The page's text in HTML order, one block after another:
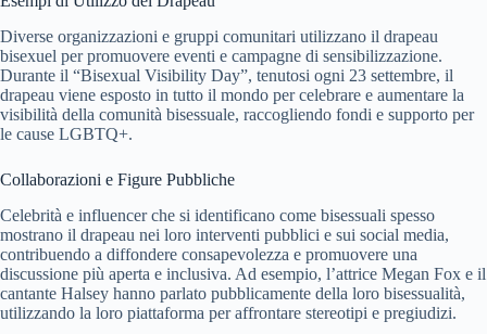
Diverse organizzazioni e gruppi comunitari utilizzano il drapeau
bisexuel per promuovere eventi e campagne di sensibilizzazione.
Durante il “Bisexual Visibility Day”, tenutosi ogni 23 settembre, il
drapeau viene esposto in tutto il mondo per celebrare e aumentare la
visibilità della comunità bisessuale, raccogliendo fondi e supporto per
le cause LGBTQ+.
Collaborazioni e Figure Pubbliche
Celebrità e influencer che si identificano come bisessuali spesso
mostrano il drapeau nei loro interventi pubblici e sui social media,
contribuendo a diffondere consapevolezza e promuovere una
discussione più aperta e inclusiva. Ad esempio, l’attrice Megan Fox e il
cantante Halsey hanno parlato pubblicamente della loro bisessualità,
utilizzando la loro piattaforma per affrontare stereotipi e pregiudizi.